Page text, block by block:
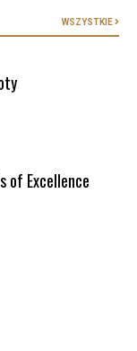
WSZYSTKIE
of Excellence